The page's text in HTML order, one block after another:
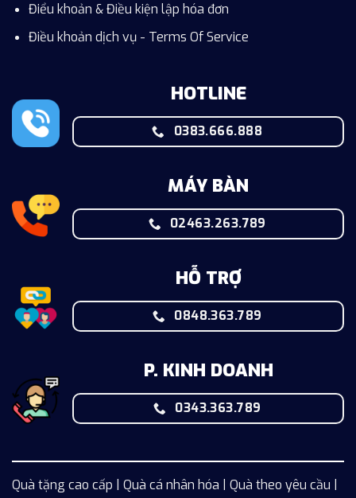
Điểu khoản & Điều kiện lập hóa đơn
Điều khoản dịch vụ - Terms Of Service
HOTLINE
0383.666.888
MÁY BÀN
02463.263.789
HỖ TRỢ
0848.363.789
P. KINH DOANH
0343.363.789
Quà tặng cao cấp | Quà cá nhân hóa | Quà theo yêu cầu |